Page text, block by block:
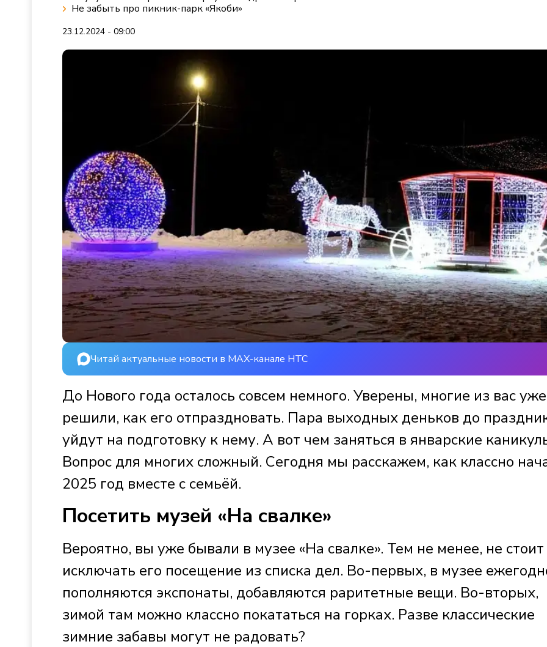
Не забыть про пикник-парк «Якоби»
23.12.2024 - 09:00
Читай актуальные новости в MAX-канале НТС
До Нового года осталось совсем немного. Уверены, многие из вас уже
решили, как его отпраздновать. Пара выходных деньков до
уйдут на подготовку к нему. А вот чем заняться в январские
Вопрос для многих сложный. Сегодня мы расскажем, как классно
2025 год вместе с семьёй.
Посетить музей «На свалке»
Вероятно, вы уже бывали в музее «На свалке». Тем не менее, не стоит
исключать его посещение из списка дел. Во-первых, в музее
пополняются экспонаты, добавляются раритетные вещи. Во-вторых,
зимой там можно классно покататься на горках. Разве классические
зимние забавы могут не радовать?